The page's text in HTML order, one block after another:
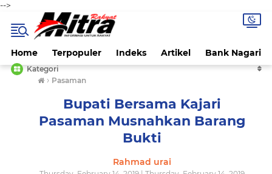
-->
Home Terpopuler Indeks Artikel Bank Nagari
Kategori
› Pasaman
Bupati Bersama Kajari
Pasaman Musnahkan Barang
Bukti
Rahmad urai